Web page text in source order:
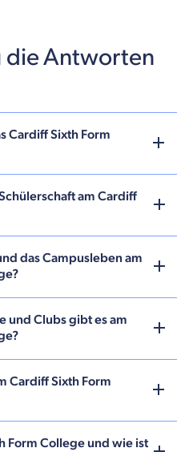
die Antworten
Cardiff Sixth Form
am Cardiff
das Campusleben am
und Clubs gibt es am
Cardiff Sixth Form
Form College und wie ist